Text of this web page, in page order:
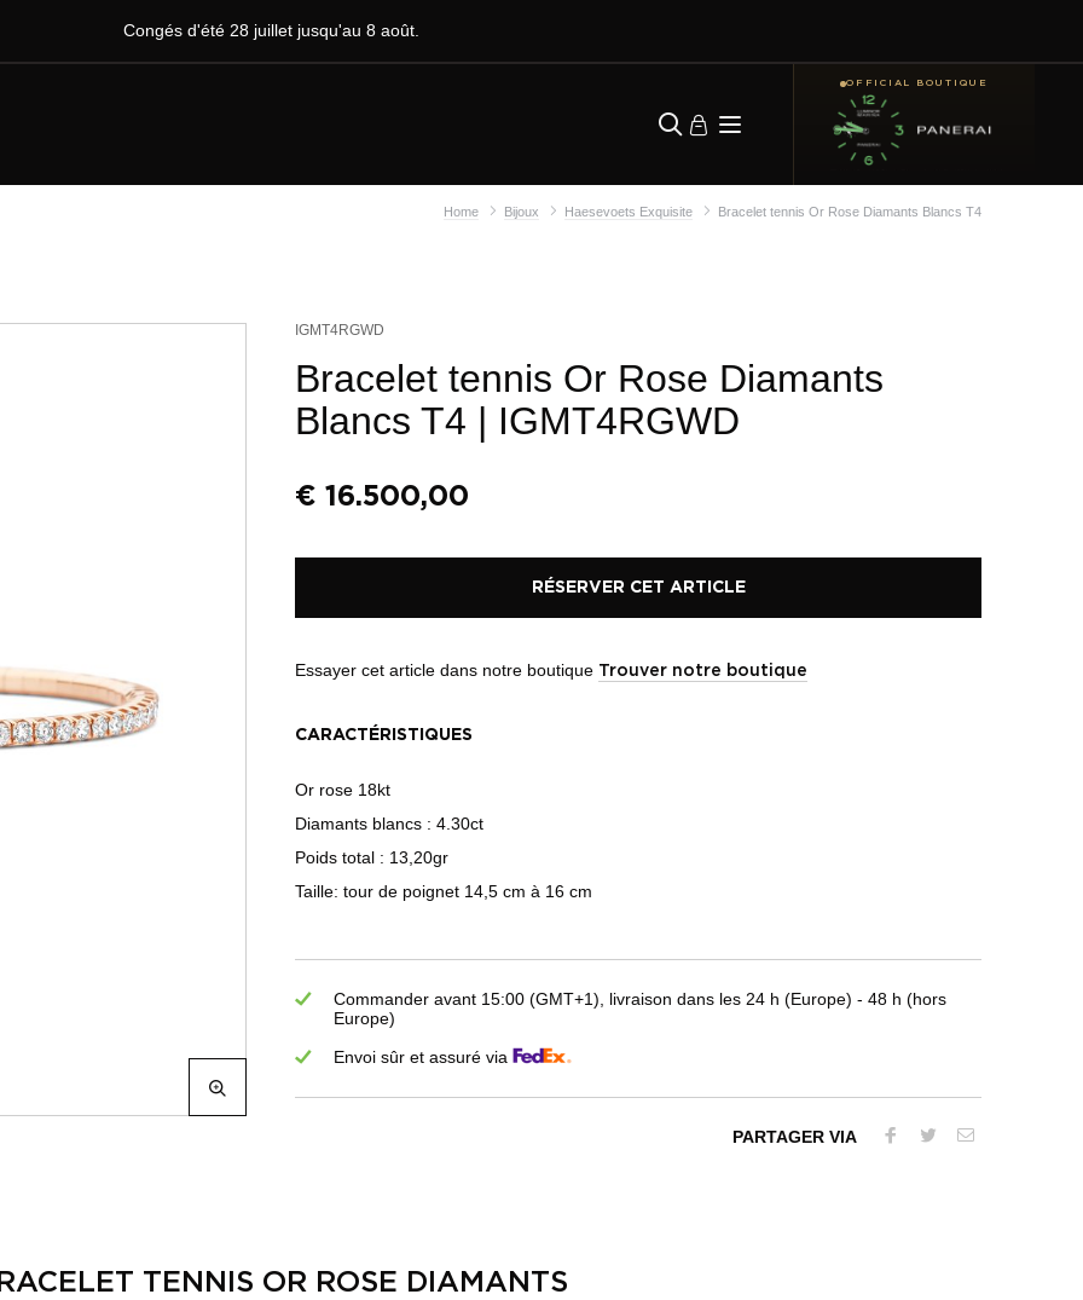
Congés d'été 28 juillet jusqu'au 8 août.
OFFICIAL BOUTIQUE
Home Bijoux Haesevoets Exquisite Bracelet tennis Or Rose Diamants Blancs T4
IGMT4RGWD
Bracelet tennis Or Rose Diamants
Blancs T4 | IGMT4RGWD
€ 16.500,00
RÉSERVER CET ARTICLE
Essayer cet article dans notre boutique Trouver notre boutique
CARACTÉRISTIQUES
Or rose 18kt
Diamants blancs : 4.30ct
Poids total : 13,20gr
Taille: tour de poignet 14,5 cm à 16 cm
Commander avant 15:00 (GMT+1), livraison dans les 24 h (Europe) - 48 h (hors
Europe)
Envoi sûr et assuré via
PARTAGER VIA
TENNIS OR ROSE DIAMANTS